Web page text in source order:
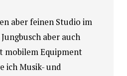
aber feinen Studio im
aber auch
mobilem Equipment
ich Musik- und